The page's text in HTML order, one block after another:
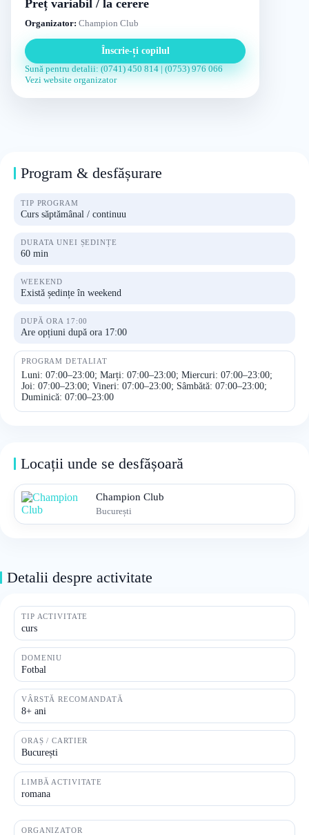
Preț variabil / la cerere
Organizator: Champion Club
Înscrie-ți copilul
Sună pentru detalii: (0741) 450 814 | (0753) 976 066
Vezi website organizator
Program & desfășurare
TIP PROGRAM
Curs săptămânal / continuu
DURATA UNEI ȘEDINȚE
60 min
WEEKEND
Există ședințe în weekend
DUPĂ ORA 17:00
Are opțiuni după ora 17:00
PROGRAM DETALIAT
Luni: 07:00–23:00; Marți: 07:00–23:00; Miercuri: 07:00–23:00;
Joi: 07:00–23:00; Vineri: 07:00–23:00; Sâmbătă: 07:00–23:00;
Duminică: 07:00–23:00
Locații unde se desfășoară
Champion Club
București
Detalii despre activitate
TIP ACTIVITATE
curs
DOMENIU
Fotbal
VÂRSTĂ RECOMANDATĂ
8+ ani
ORAȘ / CARTIER
București
LIMBĂ ACTIVITATE
romana
ORGANIZATOR